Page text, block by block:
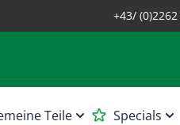
+43/
Teile Specials